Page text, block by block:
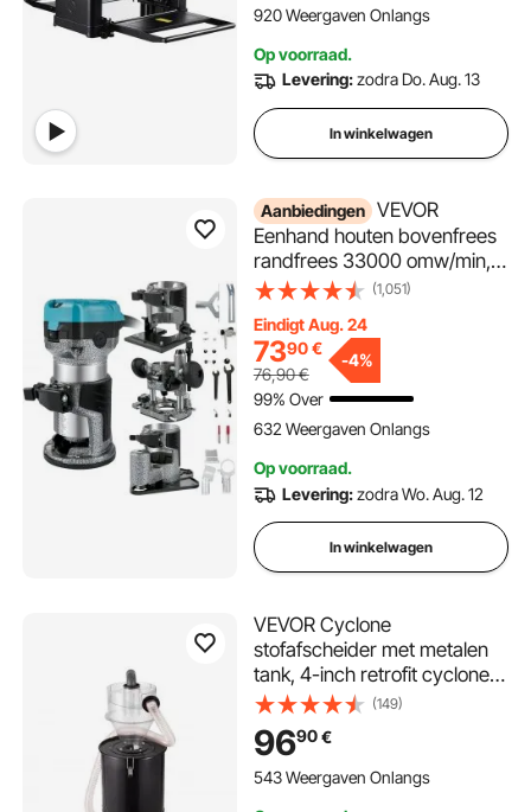
920 Weergaven Onlangs
Op voorraad.
Levering:zodra Do. Aug. 13
In winkelwagen
Aanbiedingen VEVOR
Eenhand houten bovenfrees
randfrees 33000 omw/min,
vaste basis, hellingsbasis,
basis, 3 spantangen 6,35/6/8
mm, frees 6/8 mm incl,
bochtgeleiding,
aluminiumlegering
(1,051)
Eindigt Aug. 24
7390€
76,90€
-4%
99% Over
632 Weergaven Onlangs
Op voorraad.
Levering:zodra Wo. Aug. 12
In winkelwagen
VEVOR Cyclone
stofafscheider met metalen
tank, 4-inch retrofit cyclone
stofafscheider, ABS
stofafscheider met 2-inch gat
OD aansluiting en slang voor
nat/droog stofzuigers, past
(149)
9690€
543 Weergaven Onlangs